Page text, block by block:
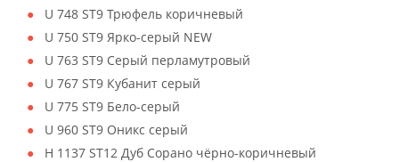
U 748 ST9 Трюфель коричневый
U 750 ST9 Ярко-серый NEW
U 763 ST9 Серый перламутровый
U 767 ST9 Кубанит серый
U 775 ST9 Бело-серый
U 960 ST9 Оникс серый
H 1137 ST12 Дуб Сорано чёрно-коричневый